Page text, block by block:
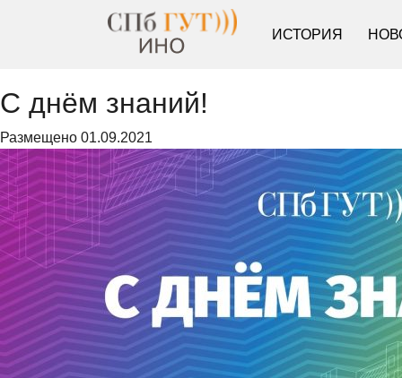
ИСТОРИЯ
С днём знаний!
Размещено 01.09.2021